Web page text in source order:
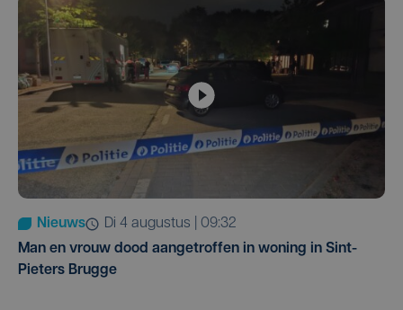
Nieuws
di 4 augustus | 09:32
Man en vrouw dood aangetroffen in woning in Sint-
Pieters Brugge